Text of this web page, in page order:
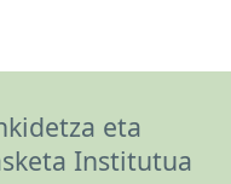
eta
Institutua